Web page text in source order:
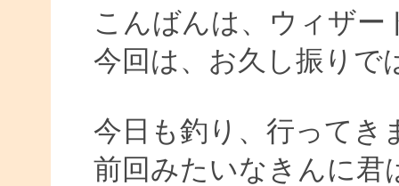
こんばんは、ウィザー
今回は、お久し振りで
今日も釣り、行ってき
前回みたいなきんに君